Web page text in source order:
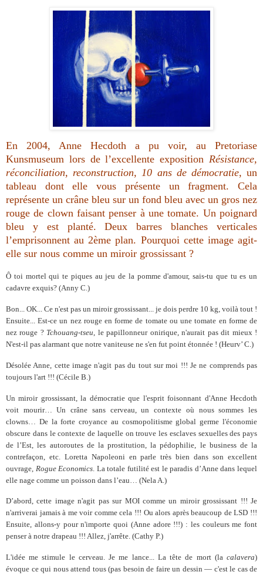
En 2004, Anne Hecdoth a pu voir, au Pretoriase
Kunsmuseum lors de l’excellente exposition Résistance,
réconciliation, reconstruction, 10 ans de démocratie, un
tableau dont elle vous présente un fragment. Cela
représente un crâne bleu sur un fond bleu avec un gros nez
rouge de clown faisant penser à une tomate. Un poignard
bleu y est planté. Deux barres blanches verticales
l’emprisonnent au 2ème plan. Pourquoi cette image agit-
elle sur nous comme un miroir grossissant ?
Ô toi mortel qui te piques au jeu de la pomme d'amour, sais-tu que tu es un
cadavre exquis? (Anny C.)
Bon... OK... Ce n'est pas un miroir grossissant... je dois perdre 10 kg, voilà tout !
Ensuite... Est-ce un nez rouge en forme de tomate ou une tomate en forme de
nez rouge ? Tchouang-tseu , le papillonneur onirique, n'aurait pas dit mieux !
N'est-il pas alarmant que notre vaniteuse ne s'en fut point étonnée ! (Heurv’ C.)
Désolée Anne, cette image n'agit pas du tout sur moi !!! Je ne comprends pas
toujours l'art !!! (Cécile B.)
Un miroir grossissant, la démocratie que l'esprit foisonnant d'Anne Hecdoth
voit mourir… Un crâne sans cerveau, un contexte où nous sommes les
clowns… De la forte croyance au cosmopolitisme global germe l'économie
obscure dans le contexte de laquelle on trouve les esclaves sexuelles des pays
de l’Est, les autoroutes de la prostitution, la pédophilie, le business de la
contrefaçon, etc. Loretta Napoleoni en parle très bien dans son excellent
ouvrage, Rogue Economics . La totale futilité est le paradis d’Anne dans lequel
elle nage comme un poisson dans l’eau… (Nela A.)
D’abord, cette image n'agit pas sur MOI comme un miroir grossissant !!! Je
n'arriverai jamais à me voir comme cela !!! Ou alors après beaucoup de LSD !!!
Ensuite, allons-y pour n'importe quoi (Anne adore !!!) : les couleurs me font
penser à notre drapeau !!! Allez, j'arrête. (Cathy P.)
L'idée me stimule le cerveau. Je me lance... La tête de mort (la calavera)
évoque ce qui nous attend tous (pas besoin de faire un dessin — c'est le cas de